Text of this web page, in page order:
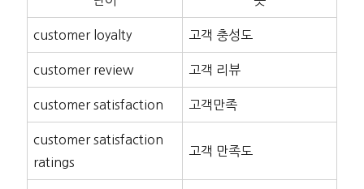
customer loyalty 고객 충성도
customer review 고객 리뷰
customer satisfaction 고객만족
customer satisfaction
ratings
고객 만족도